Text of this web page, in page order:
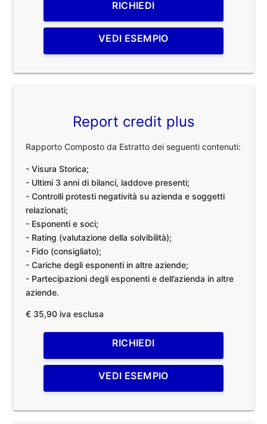
RICHIEDI
VEDI ESEMPIO
Report credit plus
Rapporto Composto da Estratto dei seguenti contenuti:
- Visura Storica;
- Ultimi 3 anni di bilanci, laddove presenti;
- Controlli protesti negatività su azienda e soggetti
relazionati;
- Esponenti e soci;
- Rating (valutazione della solvibilità);
- Fido (consigliato);
- Cariche degli esponenti in altre aziende;
- Partecipazioni degli esponenti e dell’azienda in altre
aziende.
€ 35,90 iva esclusa
RICHIEDI
VEDI ESEMPIO